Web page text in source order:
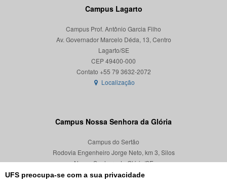
UFS preocupa-se com a sua privacidade
Campus Lagarto
Campus Prof. Antônio Garcia Filho
Av. Governador Marcelo Déda, 13, Centro
Lagarto/SE
CEP 49400-000
Localização
Campus Nossa Senhora da Glória
Campus do Sertão
Rodovia Engenheiro Jorge Neto, km 3, Silos
Nossa Senhora da Glória/SE
CEP 49680-000